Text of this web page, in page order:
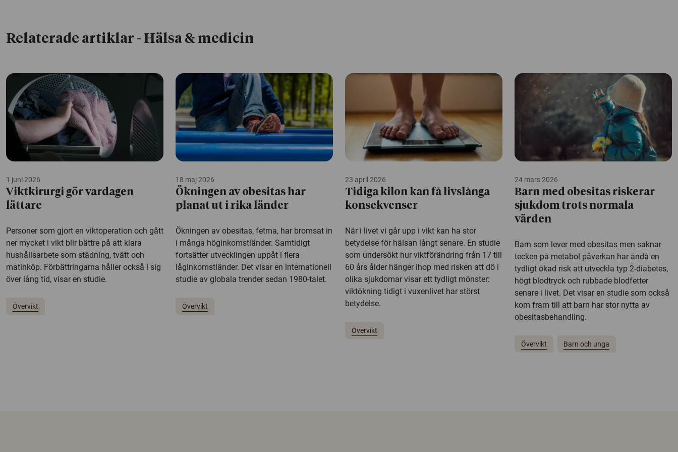
Relaterade artiklar - Hälsa & medicin
1 juni 2026
Viktkirurgi gör vardagen
lättare
Personer som gjort en viktoperation och gått
ner mycket i vikt blir bättre på att klara
hushållsarbete som städning, tvätt och
matinköp. Förbättringarna håller också i sig
över lång tid, visar en studie.
Övervikt
18 maj 2026
Ökningen av obesitas har
planat ut i rika länder
Ökningen av obesitas, fetma, har bromsat in
i många höginkomstländer. Samtidigt
fortsätter utvecklingen uppåt i flera
låginkomstländer. Det visar en internationell
studie av globala trender sedan 1980-talet.
Övervikt
23 april 2026
Tidiga kilon kan få livslånga
konsekvenser
När i livet vi går upp i vikt kan ha stor
betydelse för hälsan långt senare. En studie
som undersökt hur viktförändring från 17 till
60 års ålder hänger ihop med risken att dö i
olika sjukdomar visar ett tydligt mönster:
viktökning tidigt i vuxenlivet har störst
betydelse.
Övervikt
24 mars 2026
Barn med obesitas riskerar
sjukdom trots normala
värden
Barn som lever med obesitas men saknar
tecken på metabol påverkan har ändå en
tydligt ökad risk att utveckla typ 2-diabetes,
högt blodtryck och rubbade blodfetter
senare i livet. Det visar en studie som också
kom fram till att barn har stor nytta av
obesitasbehandling.
Övervikt Barn och unga